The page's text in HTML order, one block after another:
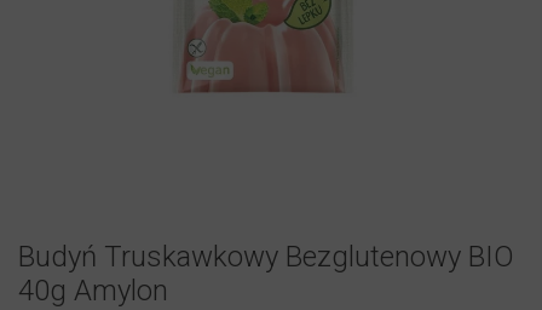
Budyń Truskawkowy Bezglutenowy BIO
40g Amylon